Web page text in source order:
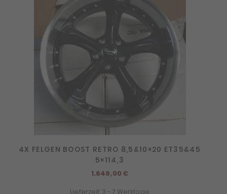
4X FELGEN BOOST RETRO 8,5&10×20 ET35&45
5×114,3
1.649,00€
Lieferzeit: 3 - 7 Werktage